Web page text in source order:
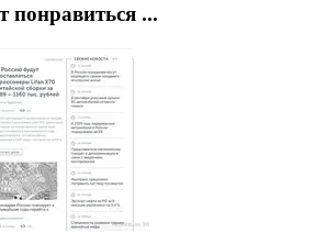
понравиться ...